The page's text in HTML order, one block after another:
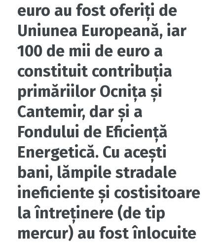
euro au fost oferiți de
Uniunea Europeană, iar
100 de mii de euro a
constituit contribuția
primăriilor Ocnița și
Cantemir, dar și a
Fondului de Eficiență
Energetică. Cu acești
bani, lămpile stradale
ineficiente și costisitoare
la întreținere (de tip
mercur) au fost înlocuite